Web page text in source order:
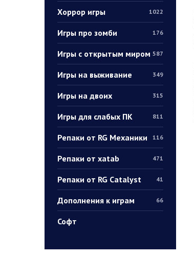
Хоррор игры 1022
Игры про зомби 176
Игры с открытым миром 587
Игры на выживание 349
Игры на двоих 315
Игры для слабых ПК 811
Репаки от RG Механики 116
Репаки от xatab 471
Репаки от RG Catalyst 41
Дополнения к играм 66
Софт